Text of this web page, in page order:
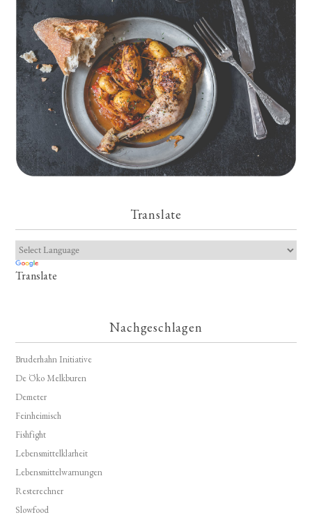
Translate
Translate
Nachgeschlagen
Bruderhahn Initiative
De Öko Melkburen
Demeter
Feinheimisch
Fishfight
Lebensmittelklarheit
Lebensmittelwarnungen
Resterechner
Slowfood